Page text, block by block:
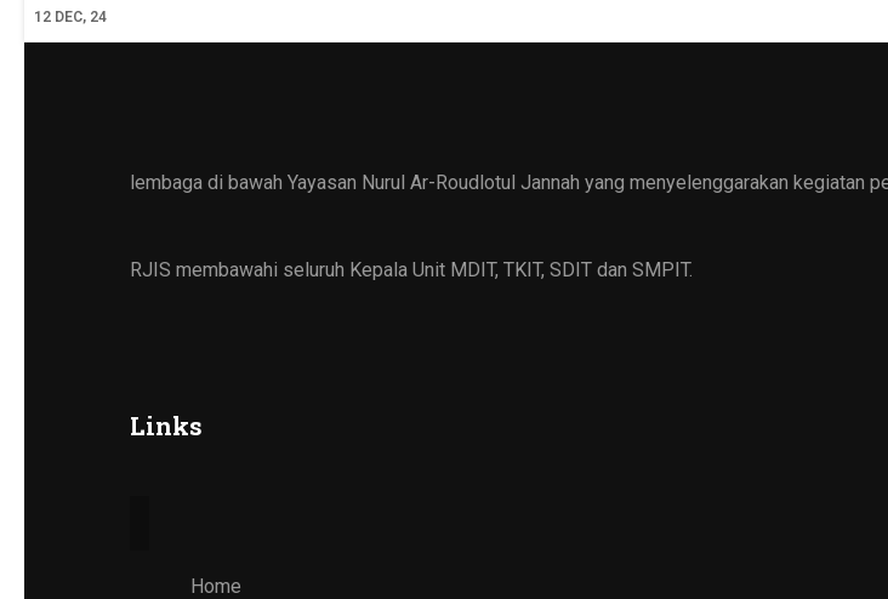
12 DEC, 24
lembaga di bawah Yayasan Nurul Ar-Roudlotul Jannah yang menyelenggarakan
RJIS membawahi seluruh Kepala Unit MDIT, TKIT, SDIT dan SMPIT.
Links
Home